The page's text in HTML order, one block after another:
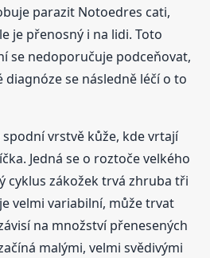
parazit Notoedres cati,
je přenosný i na lidi. Toto
se nedoporučuje podceňovat,
se následně léčí o to
spodní vrstvě kůže, kde vrtají
Jedná se o roztoče velkého
cyklus zákožek trvá zhruba tři
velmi variabilní, může trvat
na množství přenesených
malými, velmi svědivými